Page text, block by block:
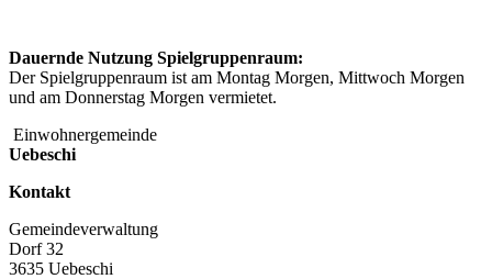
Dauernde Nutzung Spielgruppenraum:
Der Spielgruppenraum ist am Montag Morgen, Mittwoch Morgen
und am Donnerstag Morgen vermietet.
Einwohnergemeinde
Uebeschi
Kontakt
Gemeindeverwaltung
Dorf 32
3635 Uebeschi